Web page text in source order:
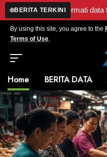
BERITA TERKINI
data transportasi di
By using this site, you agree to the
Terms of Use.
Home BERITA DATA